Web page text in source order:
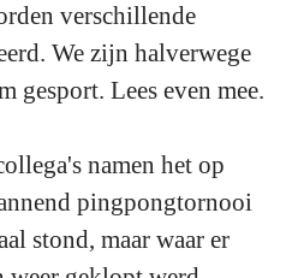
verschillende
We zijn halverwege
gesport. Lees even mee.
namen het op
pingpongtornooi
stond, maar waar er